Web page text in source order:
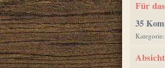
Für
35
Kategorie: